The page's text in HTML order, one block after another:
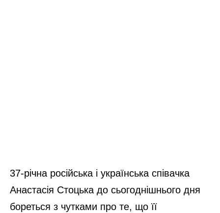
37-річна російська і українська співачка
Анастасія Стоцька до сьогоднішнього дня
бореться з чутками про те, що її